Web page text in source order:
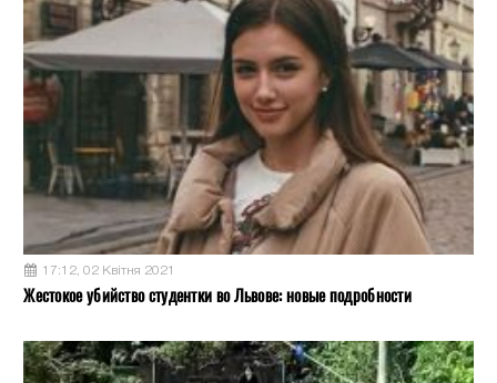
17:12, 02 Квітня 2021
Жестокое убийство студентки во Львове: новые подробности